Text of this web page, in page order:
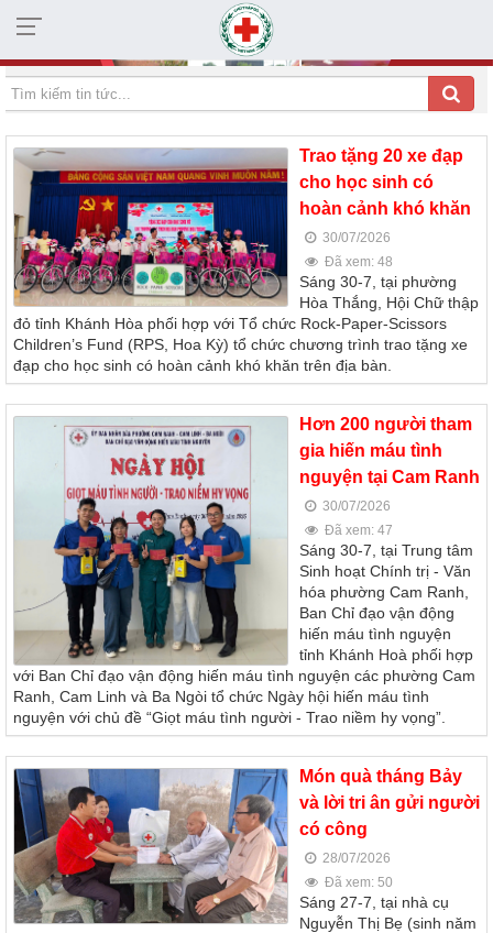
HỘI CHỮ THẬP ĐỎ TỈNH KHÁNH HÒA
Trao tặng 20 xe đạp
cho học sinh có
hoàn cảnh khó khăn
30/07/2026
Đã xem: 48
Sáng 30-7, tại phường
Hòa Thắng, Hội Chữ thập
đỏ tỉnh Khánh Hòa phối hợp với Tổ chức Rock-Paper-Scissors
Children’s Fund (RPS, Hoa Kỳ) tổ chức chương trình trao tặng xe
đạp cho học sinh có hoàn cảnh khó khăn trên địa bàn.
Hơn 200 người tham
gia hiến máu tình
nguyện tại Cam Ranh
30/07/2026
Đã xem: 47
Sáng 30-7, tại Trung tâm
Sinh hoạt Chính trị - Văn
hóa phường Cam Ranh,
Ban Chỉ đạo vận động
hiến máu tình nguyện
tỉnh Khánh Hoà phối hợp
với Ban Chỉ đạo vận động hiến máu tình nguyện các phường Cam
Ranh, Cam Linh và Ba Ngòi tổ chức Ngày hội hiến máu tình
nguyện với chủ đề “Giọt máu tình người - Trao niềm hy vọng”.
Món quà tháng Bảy
và lời tri ân gửi người
có công
28/07/2026
Đã xem: 50
Sáng 27-7, tại nhà cụ
Nguyễn Thị Bẹ (sinh năm